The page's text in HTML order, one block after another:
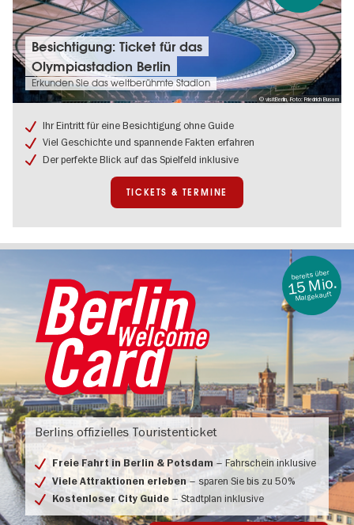
© visitBerlin, Foto: Friedrich Busam
Tickets
&
Termine:
Besichtigung:
Ticket
das
Olympiastadion
Berlin
Besichtigung: Ticket für das
Olympiastadion Berlin
Erkunden Sie das weltberühmte Stadion
Ihr Eintritt für eine Besichtigung ohne Guide
Viel Geschichte und spannende Fakten erfahren
Der perfekte Blick auf das Spielfeld inklusive
TICKETS & TERMINE
Berlin
Welcomecard
inkl.
Fahrschein
bis
Potsdam
Berlins offizielles Touristenticket
Freie Fahrt in Berlin & Potsdam – Fahrschein inklusive
Viele Attraktionen erleben– sparen Sie bis zu 50%
Kostenloser City Guide – Stadtplan inklusive
bereits über
15 Mio.
Mal gekauft